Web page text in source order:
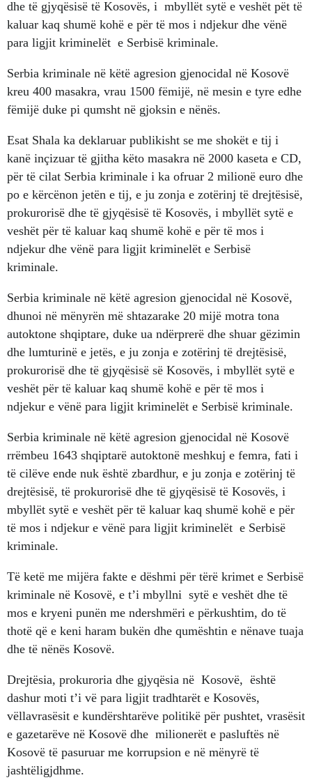
dhe të gjyqësisë të Kosovës, i mbyllët sytë e veshët pët të
kaluar kaq shumë kohë e për të mos i ndjekur dhe vënë
para ligjit kriminelët e Serbisë kriminale.
Serbia kriminale në këtë agresion gjenocidal në Kosovë
kreu 400 masakra, vrau 1500 fëmijë, në mesin e tyre edhe
fëmijë duke pi qumsht në gjoksin e nënës.
Esat Shala ka deklaruar publikisht se me shokët e tij i
kanë inçizuar të gjitha këto masakra në 2000 kaseta e CD,
për të cilat Serbia kriminale i ka ofruar 2 milionë euro dhe
po e kërcënon jetën e tij, e ju zonja e zotërinj të drejtësisë,
prokurorisë dhe të gjyqësisë të Kosovës, i mbyllët sytë e
veshët për të kaluar kaq shumë kohë e për të mos i
ndjekur dhe vënë para ligjit kriminelët e Serbisë
kriminale.
Serbia kriminale në këtë agresion gjenocidal në Kosovë,
dhunoi në mënyrën më shtazarake 20 mijë motra tona
autoktone shqiptare, duke ua ndërprerë dhe shuar gëzimin
dhe lumturinë e jetës, e ju zonja e zotërinj të drejtësisë,
prokurorisë dhe të gjyqësisë së Kosovës, i mbyllët sytë e
veshët për të kaluar kaq shumë kohë e për të mos i
ndjekur e vënë para ligjit kriminelët e Serbisë kriminale.
Serbia kriminale në këtë agresion gjenocidal në Kosovë
rrëmbeu 1643 shqiptarë autoktonë meshkuj e femra, fati i
të cilëve ende nuk është zbardhur, e ju zonja e zotërinj të
drejtësisë, të prokurorisë dhe të gjyqësisë të Kosovës, i
mbyllët sytë e veshët për të kaluar kaq shumë kohë e për
të mos i ndjekur e vënë para ligjit kriminelët e Serbisë
kriminale.
Të ketë me mijëra fakte e dëshmi për tërë krimet e Serbisë
kriminale në Kosovë, e t’i mbyllni sytë e veshët dhe të
mos e kryeni punën me ndershmëri e përkushtim, do të
thotë që e keni haram bukën dhe qumështin e nënave tuaja
dhe të nënës Kosovë.
Drejtësia, prokuroria dhe gjyqësia në Kosovë, është
dashur moti t’i vë para ligjit tradhtarët e Kosovës,
vëllavrasësit e kundërshtarëve politikë për pushtet, vrasësit
e gazetarëve në Kosovë dhe milionerët e pasluftës në
Kosovë të pasuruar me korrupsion e në mënyrë të
jashtëligjdhme.